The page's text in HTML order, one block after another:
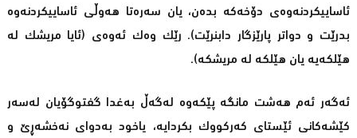
ئاساییكردنەوەی دۆخەكە بدەن، یان سەرەتا هەوڵی ئاساییكردنەوە
بدرێت و دواتر پارێزگار دابنرێت). رێك وەك ئەوەی (ئایا مریشك لە
هێلكەیە یان هێلكە لە مریشكە).
ئەگەر ئەم هەشت مانگە پێكەوە لەگەڵ بەغدا گفتوگۆیان لەسەر
كێشەكانی ئێستای كەركووك بكردایە، یاخود بەدوای نەخشەڕێ‌ و